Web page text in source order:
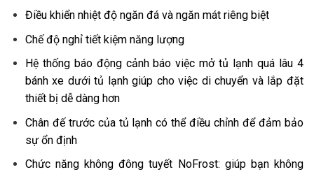
Điều khiển nhiệt độ ngăn đá và ngăn mát riêng biệt
Chế độ nghỉ tiết kiệm năng lượng
Hệ thống báo động cảnh báo việc mở tủ lạnh quá lâu 4
bánh xe dưới tủ lạnh giúp cho việc di chuyển và lắp đặt
thiết bị dễ dàng hơn
Chân đế trước của tủ lạnh có thể điều chỉnh để đảm bảo
sự ổn định
Chức năng không đông tuyết NoFrost: giúp bạn không